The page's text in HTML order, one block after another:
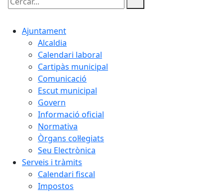
Cercar:
Ajuntament
Alcaldia
Calendari laboral
Cartipàs municipal
Comunicació
Escut municipal
Govern
Informació oficial
Normativa
Òrgans col·legiats
Seu Electrònica
Serveis i tràmits
Calendari fiscal
Impostos